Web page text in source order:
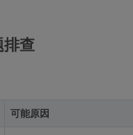
排查
可能原因